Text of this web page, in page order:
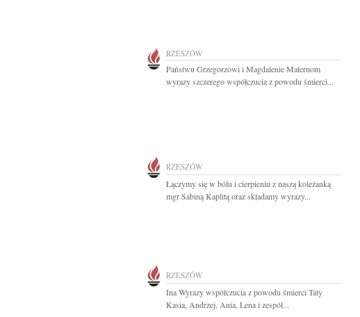
RZESZÓW
Państwu Grzegorzowi i Magdalenie Maternom
wyrazy szczerego współczucia z powodu śmierci...
RZESZÓW
Łączymy się w bólu i cierpieniu z naszą koleżanką
mgr Sabiną Kaplitą oraz składamy wyrazy...
RZESZÓW
Ina Wyrazy współczucia z powodu śmierci Taty
Kasia, Andrzej, Ania, Lena i zespół...